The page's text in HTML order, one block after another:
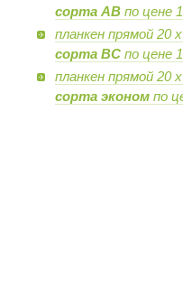
сорта ABпо цене
планкен прямой 20
сорта BCпо цене
планкен прямой 20
сорта эконом по